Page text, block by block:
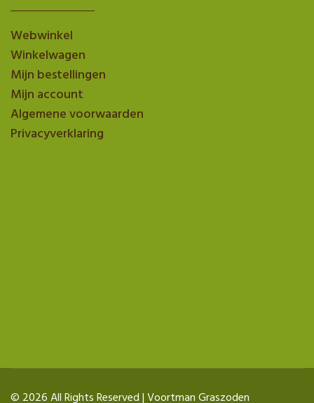
Webwinkel
Winkelwagen
Mijn bestellingen
Mijn account
Algemene voorwaarden
Privacyverklaring
© 2026 All Rights Reserved | Voortman Graszoden